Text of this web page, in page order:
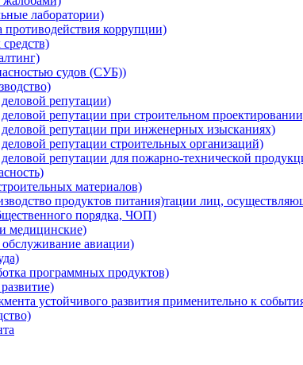
лаборатории)
коррупции)
судов (СУБ))
репутации)
репутации при строительном
репутации при инженерных изысканиях)
репутации строительных организаций)
репутации для пожарно-технической
материалов)
продуктов питания)тации лиц,
порядка, ЧОП)
медицинские)
авиации)
программных продуктов)
устойчивого развития применительно к